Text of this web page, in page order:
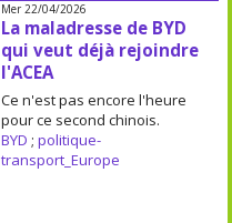
Mer 22/04/2026
La maladresse de BYD
qui veut déjà rejoindre
l'ACEA
Ce n'est pas encore l'heure
pour ce second chinois.
BYD ; politique-
transport_Europe